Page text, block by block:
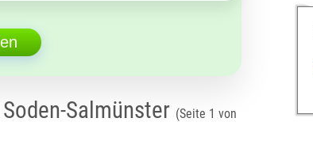
Salmünster (Seite 1 von